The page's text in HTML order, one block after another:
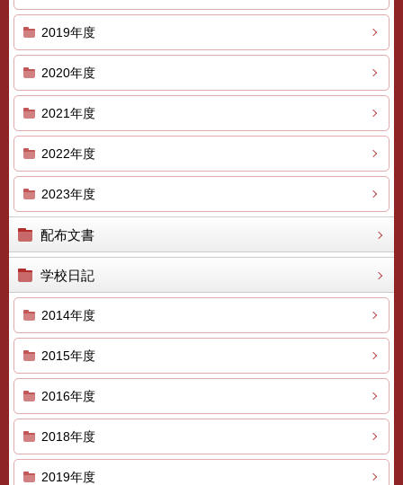
2019年度
2020年度
2021年度
2022年度
2023年度
配布文書
学校日記
2014年度
2015年度
2016年度
2018年度
2019年度